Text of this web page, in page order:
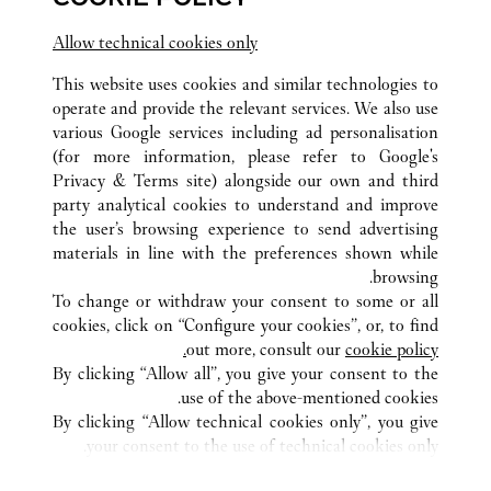
كافة مواقع كارتييه الكويت
KUWAIT CITY
SALHIYA COMPLEX
خدمة العملاء
شروط الاستخدام
الأسئلة الشائعة
شركتنا
وظائف
البحث عن متجر
Allow technical cookies only
This website uses cookies and similar technologies to
operate and provide the relevant services. We also use
various Google services including ad personalisation
(for more information, please refer to Google's
Privacy & Terms site) alongside our own and third
party analytical cookies to understand and improve
the user’s browsing experience to send advertising
materials in line with the preferences shown while
browsing.
To change or withdraw your consent to some or all
cookies, click on “Configure your cookies”, or, to find
out more, consult our cookie policy.
By clicking “Allow all”, you give your consent to the
use of the above-mentioned cookies.
By clicking “Allow technical cookies only”, you give
your consent to the use of technical cookies only.